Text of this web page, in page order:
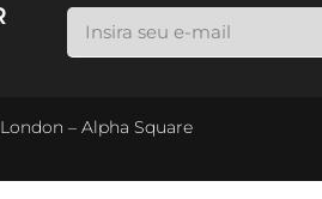
– Alpha Square